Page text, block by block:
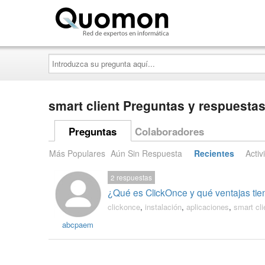
Introduzca
su
pregunta
aquí...
smart client Preguntas y respuestas
Preguntas Colaboradores
Más Populares Aún Sin Respuesta Recientes
abcpaem
¿Qué es ClickOnce y qué ventajas
2 respuestas
clickonce, instalación, aplicaciones, smart